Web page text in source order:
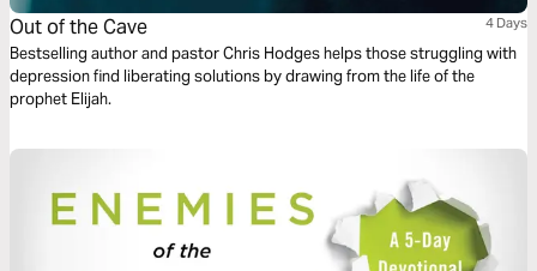
Out of the Cave 4 Days
Bestselling author and pastor Chris Hodges helps those struggling with
depression find liberating solutions by drawing from the life of the
prophet Elijah.